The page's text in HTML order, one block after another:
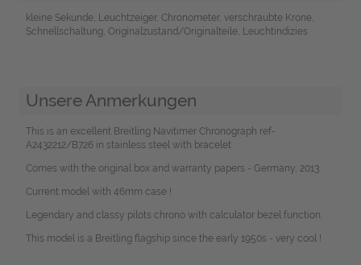
kleine Sekunde, Leuchtzeiger, Chronometer, verschraubte Krone,
Schnellschaltung, Originalzustand/Originalteile, Leuchtindizies
Unsere Anmerkungen
This is an excellent Breitling Navitimer Chronograph ref-
A2432212/B726 in stainless steel with bracelet.
Comes with the original box and warranty papers - Germany, 2013.
Current model with 46mm case !
Legendary and classy pilots chrono with calculator bezel function.
This model is a Breitling flagship since the early 1950s - very cool !